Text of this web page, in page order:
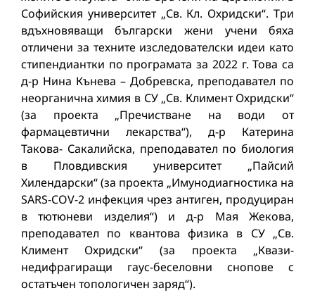
Софийския университет „Св. Кл. Охридски“. Три
вдъхновяващи български жени учени бяха
отличени за техните изследователски идеи като
стипендиантки по програмата за 2022 г. Това са
д-р Нина Кънева – Добревска, преподавател по
неорганична химия в СУ „Св. Климент Охридски“
(за проекта „Пречистване на води от
фармацевтични лекарства“), д-р Катерина
Такова- Сакалийска, преподавател по биология
в Пловдивския университет „Пайсий
Хилендарски“ (за проекта „Имунодиагностика на
SARS-COV-2 инфекция чрез антиген, продуциран
в тютюневи изделия“) и д-р Мая Жекова,
преподавател по квантова физика в СУ „Св.
Климент Охридски“ (за проекта „Квази-
недифрагиращи гаус-беселовни снопове с
остатъчен топологичен заряд“).